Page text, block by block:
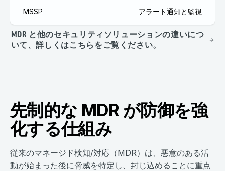
MSSP アラート通知と監視
MDR と他のセキュリティソリューションの違いにつ
いて、詳しくはこちらをご覧ください。
先制的な MDR が防御を強
化する仕組み
従来のマネージド検知/対応（MDR）は、悪意のある活
動が始まった後に脅威を特定し、封じ込めることに重点